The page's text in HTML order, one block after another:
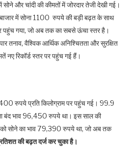
सोने और चांदी की कीमतों में जोरदार तेजी देखी गई।
बाजार में सोना 1100 रुपये की बड़ी बढ़त के साथ
गया, जो अब तक का सबसे ऊंचा स्तर है।
तनाव, वैश्विक आर्थिक अनिश्चितता और सुरक्षित
नए रिकॉर्ड स्तर पर पहुंच गई हैं।
रुपये प्रति किलोग्राम पर पहुंच गई। 99.9
बंद भाव 96,450 रुपये था। इस साल की
सोने का भाव 79,390 रुपये था, जो अब तक
की बढ़त दर्ज कर चुका है।